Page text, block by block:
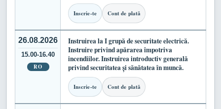
Inscrie-te Cont de plată
26.08.2026
15.00-16.40
RO
Instruirea la I grupă de securitate electrică.
Instruire privind apărarea împotriva
incendiilor. Instruirea introductiv generală
privind securitatea și sănătatea în muncă.
Inscrie-te Cont de plată